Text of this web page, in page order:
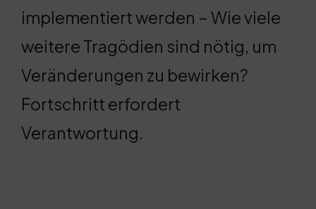
implementiert werden – Wie viele
weitere Tragödien sind nötig, um
Veränderungen zu bewirken?
Fortschritt erfordert
Verantwortung.